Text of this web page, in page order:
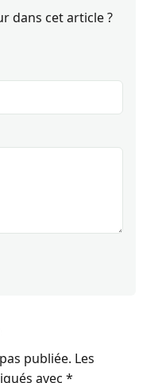
dans cet article ?
publiée. Les
avec *